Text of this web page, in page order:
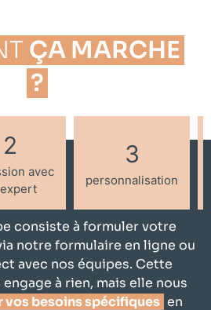
ÇA MARCHE
?
2
avec
3
personnalisation
consiste à formuler votre
notre formulaire en ligne ou
avec nos équipes. Cette
à rien, mais elle nous
vos besoins spécifiques en